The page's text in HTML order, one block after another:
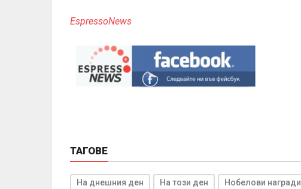
EspressoNews
ТАГОВЕ
На днешния ден На този ден Нобелови награди